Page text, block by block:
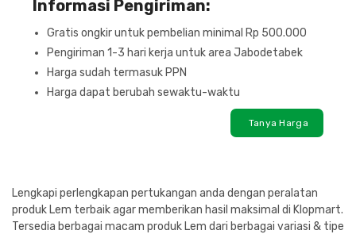
Informasi Pengiriman:
Gratis ongkir untuk pembelian minimal Rp 500.000
Pengiriman 1-3 hari kerja untuk area Jabodetabek
Harga sudah termasuk PPN
Harga dapat berubah sewaktu-waktu
Tanya Harga
Lengkapi perlengkapan pertukangan anda dengan peralatan
produk Lem terbaik agar memberikan hasil maksimal di Klopmart.
Tersedia berbagai macam produk Lem dari berbagai variasi & tipe